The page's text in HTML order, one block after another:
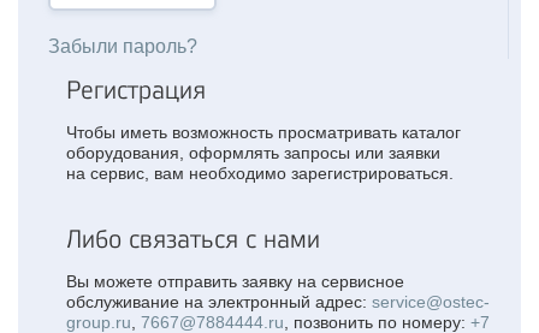
Забыли пароль?
Регистрация
Чтобы иметь возможность просматривать каталог
оборудования, оформлять запросы или заявки
на сервис, вам необходимо зарегистрироваться.
Либо связаться с нами
Вы можете отправить заявку на сервисное
обслуживание на электронный адрес: service@ostec-
group.ru, 7667@7884444.ru, позвонить по номеру: +7